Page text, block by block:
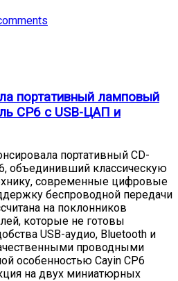
портативный ламповый
CP6 с USB-ЦАП и
портативный CD-
объединивший классическую
современные цифровые
беспроводной передачи
на поклонников
которые не готовы
USB-аудио, Bluetooth и
проводными
особенностью Cayin CP6
на двух миниатюрных